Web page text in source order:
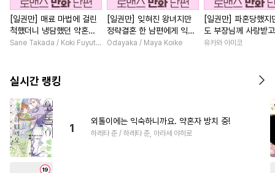
[일권만] 매료 마법에 걸린
척했더니 냉담했던 약혼자
가 맹목적인 사랑꾼이 되었
Sane Takada / Koki Fuyutsuki
[일권만] 잊혀진 왕녀지만
정략결혼 한 남편에게 익애
받고 있습니다 [단행본]
Odayaka / Maya Koike
[일권만] 파혼당했지
도 부장님께 사랑받
니다 [단행본]
유카와 아미코
실시간 랭킹
1
외톨이에는 익숙하니까요. 약혼자 방치 중!
하레타 준 / 하레타 준, 아라세 야히로